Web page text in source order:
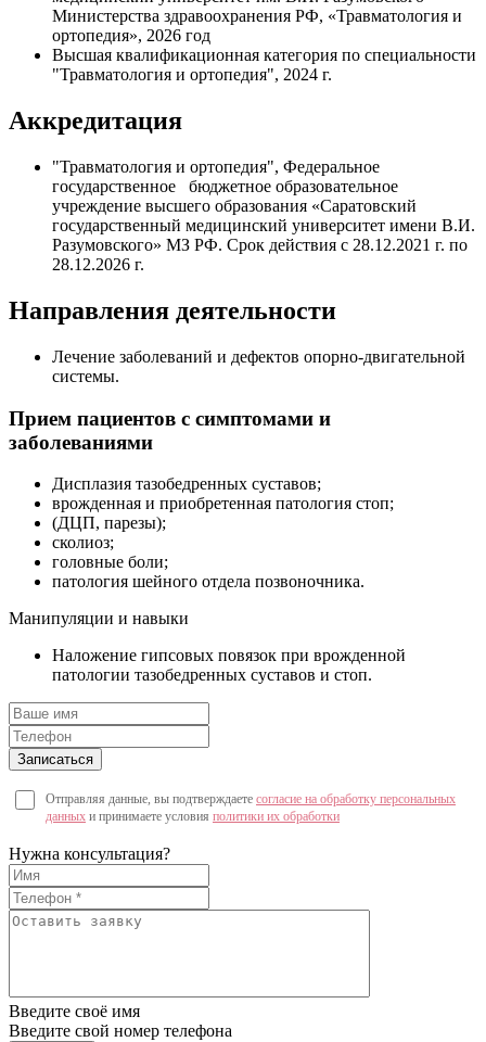
Министерства здравоохранения РФ, «Травматология и
ортопедия», 2026 год
Высшая квалификационная категория по специальности
"Травматология и ортопедия", 2024 г.
Аккредитация
"Травматология и ортопедия", Федеральное
государственное бюджетное образовательное
учреждение высшего образования «Саратовский
государственный медицинский университет имени В.И.
Разумовского» МЗ РФ. Срок действия с 28.12.2021 г. по
28.12.2026 г.
Направления деятельности
Лечение заболеваний и дефектов опорно-двигательной
системы.
Прием пациентов с симптомами и
заболеваниями
Дисплазия тазобедренных суставов;
врожденная и приобретенная патология стоп;
(ДЦП, парезы);
сколиоз;
головные боли;
патология шейного отдела позвоночника.
Манипуляции и навыки
Наложение гипсовых повязок при врожденной
патологии тазобедренных суставов и стоп.
Отправляя данные, вы подтверждаете согласие на обработку персональных
данных и принимаете условия политики их обработки
Нужна консультация?
Введите своё имя
Введите свой номер телефона